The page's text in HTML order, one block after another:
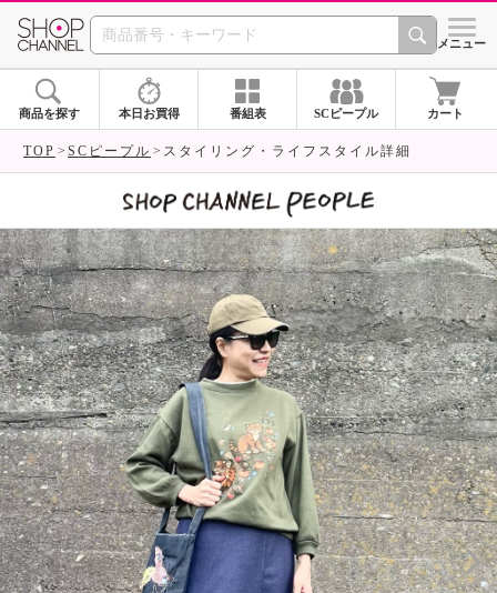
SHOP CHANNEL シメニュー
商品を探す 本日お買得 番組表 SCピープル カート
TOP SCピープル スタイリング・ライフスタイル詳細